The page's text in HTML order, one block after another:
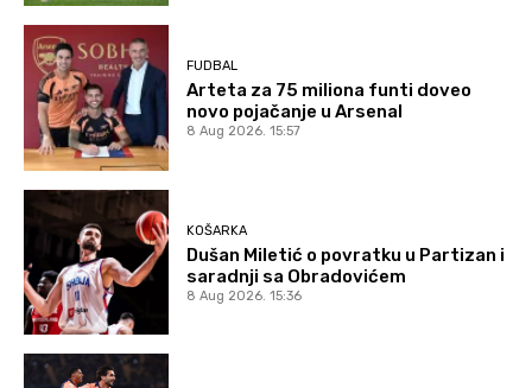
FUDBAL
Arteta za 75 miliona funti doveo
novo pojačanje u Arsenal
8 Aug 2026. 15:57
KOŠARKA
Dušan Miletić o povratku u Partizan i
saradnji sa Obradovićem
8 Aug 2026. 15:36